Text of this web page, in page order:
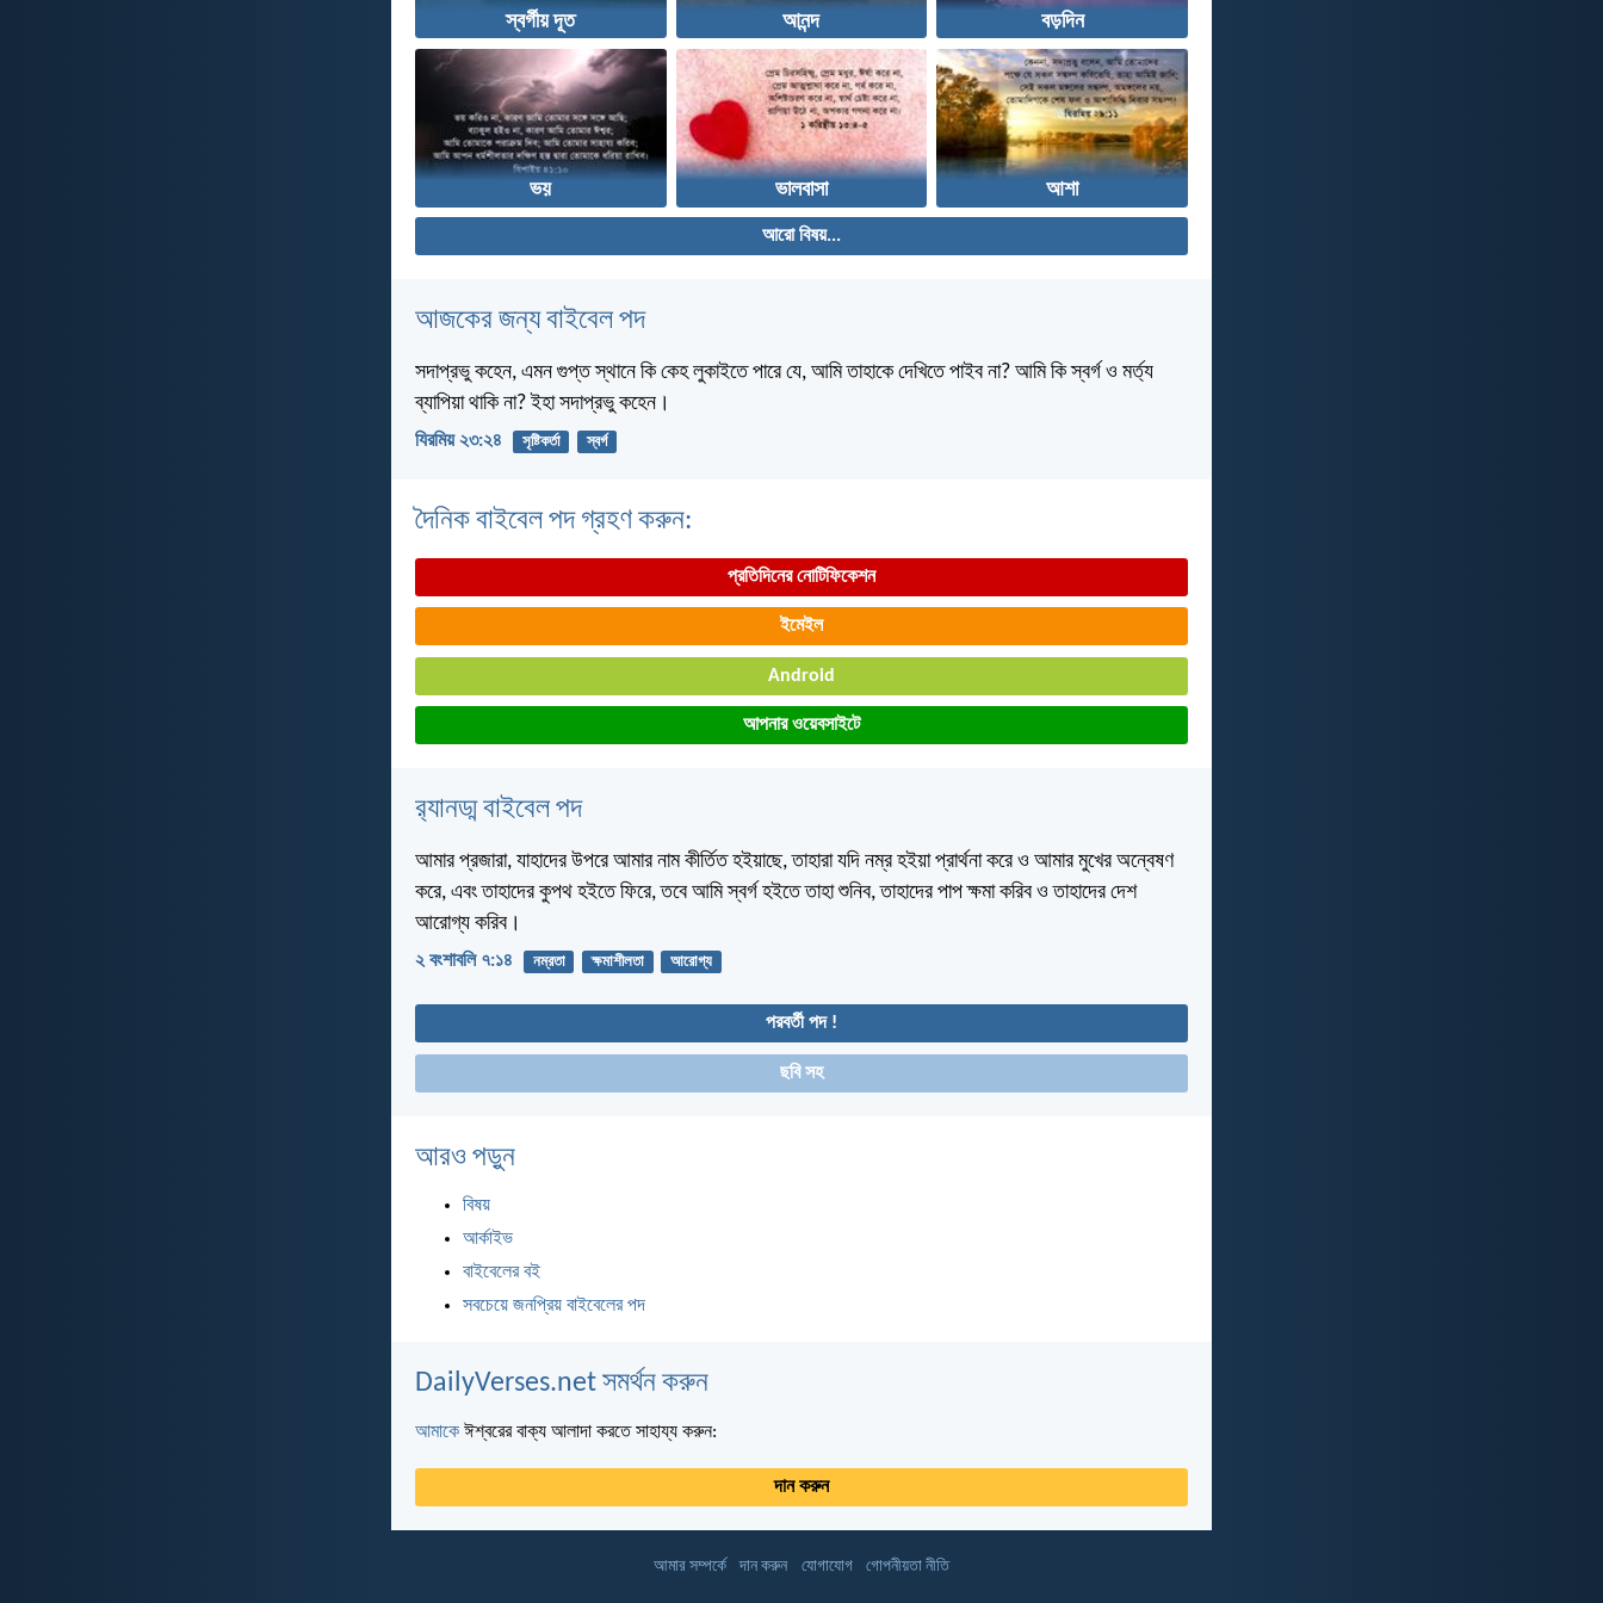
স্বর্গীয় দূত আনন্দ বড়দিন
ভয় ভালবাসা আশা
আরো বিষয়...
আজকের জন্য বাইবেল পদ
সদাপ্রভু কহেন, এমন গুপ্ত স্থানে কি কেহ লুকাইতে পারে যে, আমি তাহাকে দেখিতে পাইব না? আমি কি স্বর্গ ও মর্ত্য
ব্যাপিয়া থাকি না? ইহা সদাপ্রভু কহেন।
যিরমিয় ২৩:২৪ সৃষ্টিকর্তা স্বর্গ
দৈনিক বাইবেল পদ গ্রহণ করুন:
প্রতিদিনের নোটিফিকেশন
ইমেইল
Android
আপনার ওয়েবসাইটে
র‌্যানড্ম বাইবেল পদ
আমার প্রজারা, যাহাদের উপরে আমার নাম কীর্তিত হইয়াছে, তাহারা যদি নম্র হইয়া প্রার্থনা করে ও আমার মুখের অন্বেষণ
করে, এবং তাহাদের কুপথ হইতে ফিরে, তবে আমি স্বর্গ হইতে তাহা শুনিব, তাহাদের পাপ ক্ষমা করিব ও তাহাদের দেশ
আরোগ্য করিব।
২ বংশাবলি ৭:১৪ নম্রতা ক্ষমাশীলতা আরোগ্য
পরবর্তী পদ !
ছবি সহ
আরও পড়ুন
বিষয়
আর্কাইভ
বাইবেলের বই
সবচেয়ে জনপ্রিয় বাইবেলের পদ
DailyVerses.net সমর্থন করুন
আমাকে ঈশ্বরের বাক্য আলাদা করতে সাহায্য করুন:
দান করুন
আমার সম্পর্কে দান করুন যোগাযোগ গোপনীয়তা নীতি